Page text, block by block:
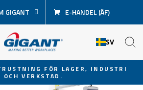
GIGANT E-HANDEL (ÅF)
SV
Pausa
FÖR LAGER, INDUSTRI
OCH VERKSTAD.